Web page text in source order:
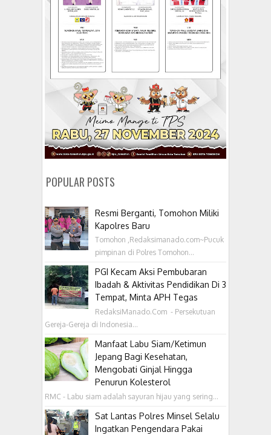
POPULAR POSTS
Resmi Berganti, Tomohon Miliki
Kapolres Baru
Tomohon ,Redaksimanado.com~Pucuk
pimpinan di Polres Tomohon...
PGI Kecam Aksi Pembubaran
Ibadah & Aktivitas Pendidikan Di 3
Tempat, Minta APH Tegas
RedaksiManado.Com - Persekutuan
Gereja-Gereja di Indonesia...
Manfaat Labu Siam/Ketimun
Jepang Bagi Kesehatan,
Mengobati Ginjal Hingga
Penurun Kolesterol
RMC - Labu siam adalah sayuran hijau yang sering...
Sat Lantas Polres Minsel Selalu
Ingatkan Pengendara Pakai